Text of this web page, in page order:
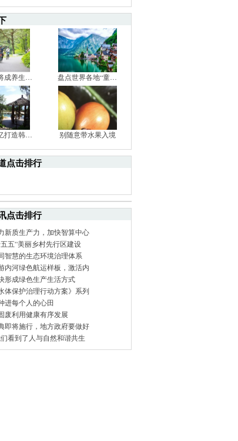
成养生… 盘点世界各地“童…
打造韩… 别随意带水果入境
点击排行
点击排行
新质生产力，加快智算中心
五”美丽乡村先行区建设
智慧的生态环境治理体系
内河绿色航运样板，激活内
形成绿色生产生活方式
体保护治理行动方案》系列
进每个人的心田
废利用健康有序发展
即将施行，地方政府要做好
看到了人与自然和谐共生